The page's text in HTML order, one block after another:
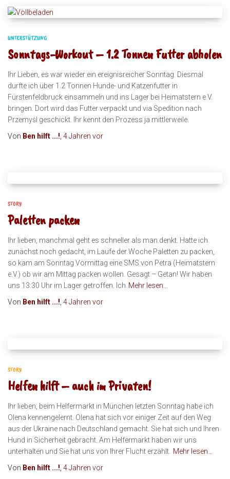
UNTERSTÜTZUNG
Sonntags-Workout – 1.2 Tonnen Futter abholen
Ihr Lieben, es war wieder ein ereignisreicher Sonntag. Diesmal
durfte ich über 1.2 Tonnen Hunde- und Katzenfutter in
Fürstenfeldbruck einsammeln und ins Lager bei Heimatstern e.V.
bringen. Dort wird das Futter verpackt und via Spedition nach
Przemyśl geschickt. Ihr kennt den Prozess ja mittlerweile.
Von Ben hilft ...!, 4 Jahren vor
STORY
Paletten packen
Ihr lieben, manchmal geht es schneller als man denkt. Hatte ich
zunächst noch gedacht, im Laufe der Woche Paletten zu packen,
so kam am Sonntag Vormittag eine SMS von Petra (Heimatstern
e.V.) ob wir am Mittag packen wollen. Gesagt – Getan! Wir haben
uns 13:30 Uhr im Lager getroffen. Ich Mehr lesen…
Von Ben hilft ...!, 4 Jahren vor
STORY
Helfen hilft – auch im Privaten!
Ihr lieben, beim Helfermarkt in München letzten Sonntag habe ich
Olena kennengelernt. Olena hat sich vor einiger Zeit auf den Weg
aus der Ukraine nach Deutschland gemacht. Sie hat sich und Ihren
Hund in Sicherheit gebracht. Am Helfermarkt haben wir uns
unterhalten und Sie hat uns von Ihrer Flucht erzählt. Mehr lesen…
Von Ben hilft ...!, 4 Jahren vor